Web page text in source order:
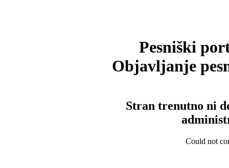
Pesniški
Objavljanje
Stran trenutno ni
Could not